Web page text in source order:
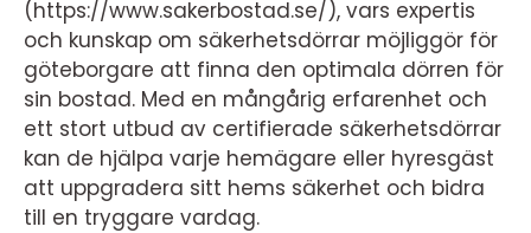
(https://www.sakerbostad.se/), vars expertis
och kunskap om säkerhetsdörrar möjliggör för
göteborgare att finna den optimala dörren för
sin bostad. Med en mångårig erfarenhet och
ett stort utbud av certifierade säkerhetsdörrar
kan de hjälpa varje hemägare eller hyresgäst
att uppgradera sitt hems säkerhet och bidra
till en tryggare vardag.